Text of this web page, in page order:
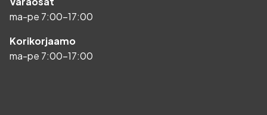
ma-pe 7:00-17:00
Korikorjaamo
ma-pe 7:00-17:00